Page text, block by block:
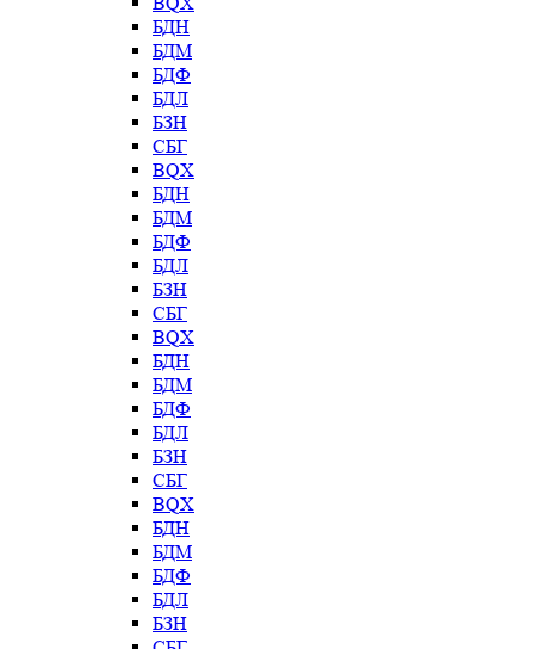
БДН
БДМ
БДФ
БДЛ
БЗН
СБГ
BQX
БДН
БДМ
БДФ
БДЛ
БЗН
СБГ
BQX
БДН
БДМ
БДФ
БДЛ
БЗН
СБГ
BQX
БДН
БДМ
БДФ
БДЛ
БЗН